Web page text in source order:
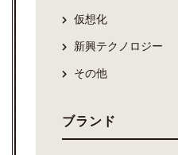
仮想化
新興テクノロジー
その他
ブランド